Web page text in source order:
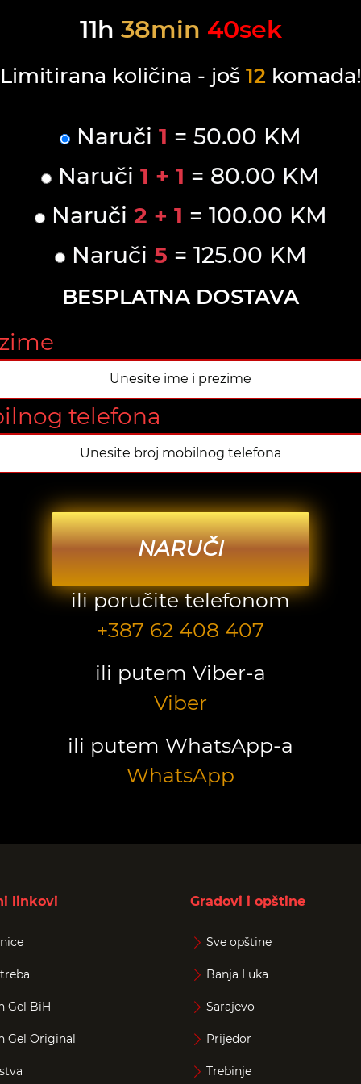
11h38min39sek
Limitirana količina - još 12komada!
Naruči 1 = 50.00 KM
Naruči 1 + 1 = 80.00 KM
Naruči 2 + 1 = 100.00 KM
Naruči 5 = 125.00 KM
BESPLATNA DOSTAVA
telefona
NARUČI
ili poručite telefonom
+387 62 408 407
ili putem Viber-a
Viber
ili putem WhatsApp-a
WhatsApp
linkovi
Gel BiH
Gel Original
Gradovi i opštine
Sve opštine
Banja Luka
Sarajevo
Prijedor
Trebinje